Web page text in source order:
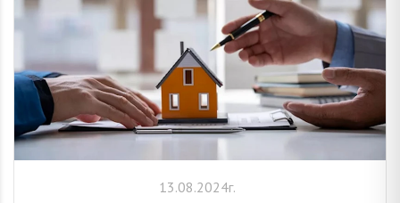
13.08.2024г.